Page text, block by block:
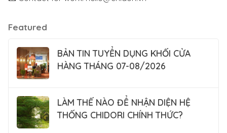
Featured
BẢN TIN TUYỂN DỤNG KHỐI CỬA
HÀNG THÁNG 07-08/2026
LÀM THẾ NÀO ĐỂ NHẬN DIỆN HỆ
THỐNG CHIDORI CHÍNH THỨC?